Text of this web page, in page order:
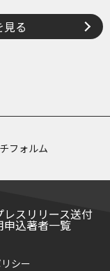
る
フォルム
レスリリース送付
申込著者一覧
シー